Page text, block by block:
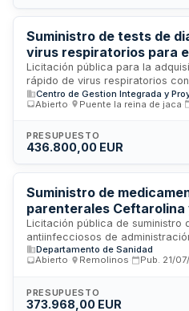
técnicas establecidas en el
Suministro de tests de
virus respiratorios para
Integrada y Proyectos
Licitación pública para la
rápido de virus respiratorios
Gestión Integrada y Proyectos
está destinado a facilitar la
ejecución. Esta convocatoria,
trescientos sesenta y cuatro
contratante ubicado en Puente
ofertas de proveedores
diagnóstico clínico y kits de
Centro de Gestion Integrada y
Abierto
Puente la reina de jaca
PRESUPUESTO
436.800,00 EUR
Suministro de
parenterales Ceftarolina
hospitales universitarios
Licitación pública de suministro
antiinfecciosos de
específicamente Ceftarolina y
abastecimiento del Hospital
Sanitario de Zaragoza 2 licita
la disponibilidad de estos
Departamento de Sanidad
Abierto
Remolinos Pub. 21/
PRESUPUESTO
373.968,00 EUR